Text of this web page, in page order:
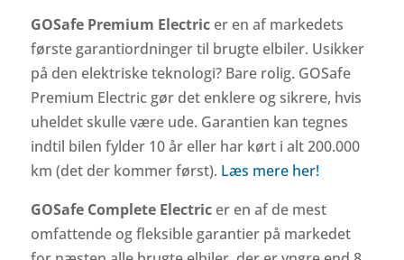
GOSafe Premium Electricer en af markedets
første garantiordninger til brugte elbiler. Usikker
på den elektriske teknologi? Bare rolig. GOSafe
Premium Electric gør det enklere og sikrere, hvis
uheldet skulle være ude. Garantien kan tegnes
indtil bilen fylder 10 år eller har kørt i alt 200.000
km (det der kommer først). Læs mere her!
GOSafe Complete Electricer en af de mest
omfattende og fleksible garantier på markedet